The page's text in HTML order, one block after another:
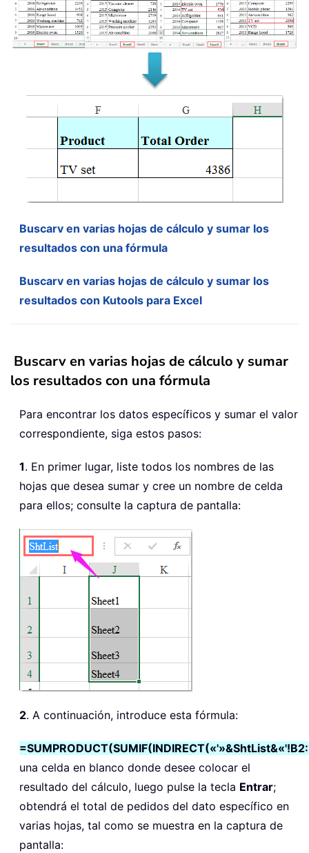
Buscarv en varias hojas de cálculo y sumar los
resultados con una fórmula
Buscarv en varias hojas de cálculo y sumar los
resultados con Kutools para Excel
Buscarv en varias hojas de cálculo y sumar
los resultados con una fórmula
Para encontrar los datos específicos y sumar el valor
correspondiente, siga estos pasos:
1. En primer lugar, liste todos los nombres de las
hojas que desea sumar y cree un nombre de celda
para ellos; consulte la captura de pantalla:
2. A continuación, introduce esta fórmula:
una celda en blanco donde desee colocar el
resultado del cálculo, luego pulse la tecla Entrar;
obtendrá el total de pedidos del dato específico en
varias hojas, tal como se muestra en la captura de
pantalla: